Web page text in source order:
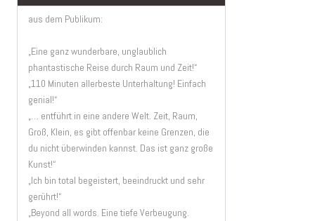
aus dem Publikum:
„Eine ganz wunderbare, unglaublich
phantastische Reise durch Raum und Zeit!“
„110 Minuten allerbeste Unterhaltung! Einfach
genial!“
„… entführt in eine andere Welt. Zeit, Raum,
Groß, Klein, es gibt offenbar keine Grenzen, die
du nicht überwinden kannst. Das ist ganz große
Kunst!“
„Ich bin total begeistert, beeindruckt und sehr
gerührt!“
„Beyond all words. Eine tiefe Verbeugung.